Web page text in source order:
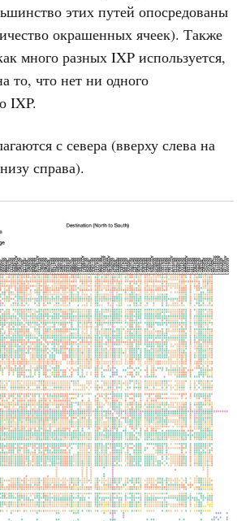
этих путей опосредованы
окрашенных ячеек). Также
много разных IXP используется,
то, что нет ни одного
IXP.
с севера (вверху слева на
справа).